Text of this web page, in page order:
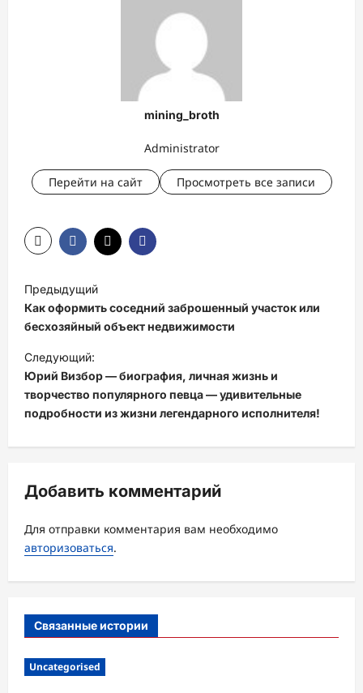
mining_broth
Administrator
Перейти на сайт Просмотреть все записи
а
в
и
г
а
я
з
а
п
и
Предыдущий
Как оформить соседний заброшенный участок или
бесхозяйный объект недвижимости
Следующий:
Юрий Визбор — биография, личная жизнь и
творчество популярного певца — удивительные
подробности из жизни легендарного исполнителя!
Добавить комментарий
Для отправки комментария вам необходимо
авторизоваться.
Связанные истории
Uncategorised